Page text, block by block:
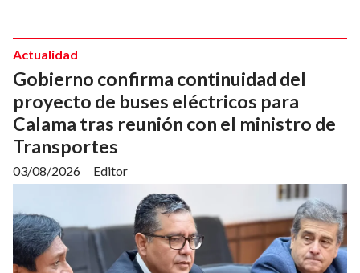
Gobierno confirma continuidad del
proyecto de buses eléctricos para
Calama tras reunión con el ministro de
Transportes
Editor
Actualidad
03/08/2026